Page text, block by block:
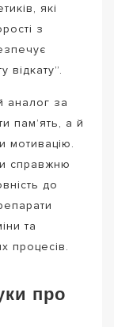
які
з
відкату”.
аналог за
пам’ять, а й
мотивацію.
справжню
до
та
процесів.
про